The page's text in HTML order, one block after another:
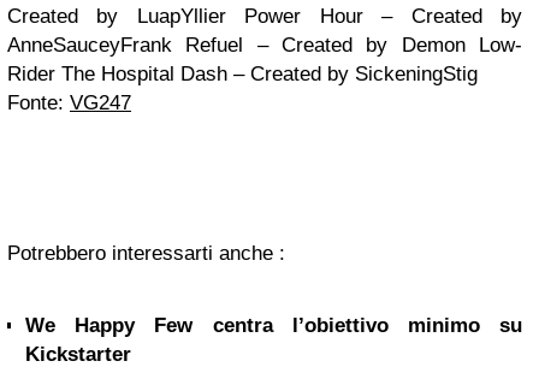
Created by LuapYllier
Power Hour – Created by
AnneSauceyFrank
Refuel – Created by Demon Low-
Rider The Hospital Dash – Created by SickeningStig
Fonte: VG247
Potrebbero interessarti anche :
We Happy Few centra l’obiettivo minimo su
Kickstarter